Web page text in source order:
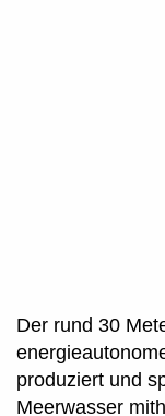
Der rund 30
produziert und
Meerwasser